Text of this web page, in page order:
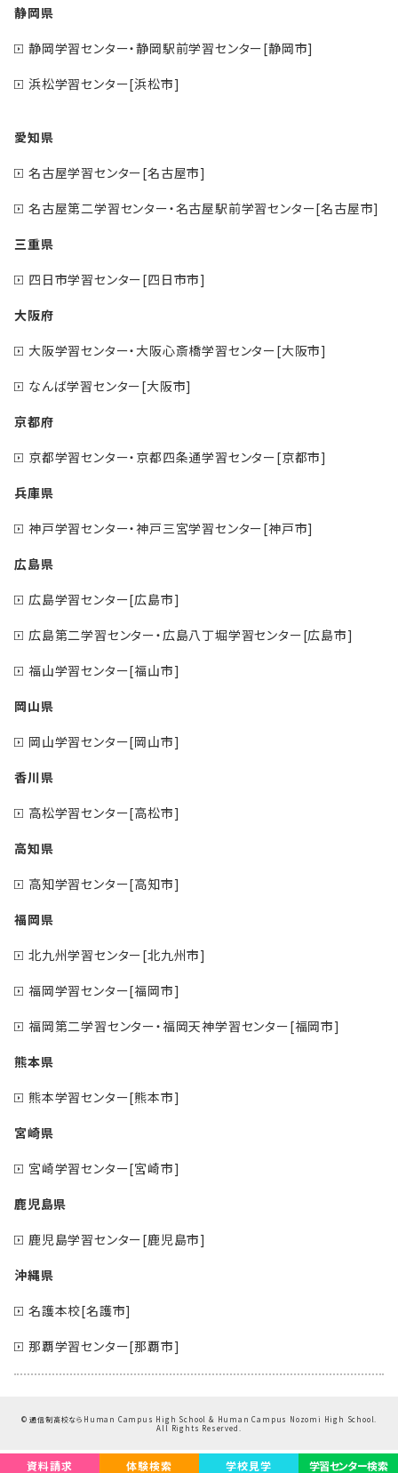
静岡県
静岡学習センター・静岡駅前学習センター[静岡市]
浜松学習センター[浜松市]
愛知県
名古屋学習センター[名古屋市]
名古屋第二学習センター・名古屋駅前学習センター[名古屋市]
三重県
四日市学習センター[四日市市]
大阪府
大阪学習センター・大阪心斎橋学習センター[大阪市]
なんば学習センター[大阪市]
京都府
京都学習センター・京都四条通学習センター[京都市]
兵庫県
神戸学習センター・神戸三宮学習センター[神戸市]
広島県
広島学習センター[広島市]
広島第二学習センター・広島八丁堀学習センター[広島市]
福山学習センター[福山市]
岡山県
岡山学習センター[岡山市]
香川県
高松学習センター[高松市]
高知県
高知学習センター[高知市]
福岡県
北九州学習センター[北九州市]
福岡学習センター[福岡市]
福岡第二学習センター・福岡天神学習センター[福岡市]
熊本県
熊本学習センター[熊本市]
宮崎県
宮崎学習センター[宮崎市]
鹿児島県
鹿児島学習センター[鹿児島市]
沖縄県
名護本校[名護市]
那覇学習センター[那覇市]
©通信制高校ならHuman Campus High School & Human Campus Nozomi High School.
All Rights Reserved.
資料請求 体験検索 学校見学 学習センター検索